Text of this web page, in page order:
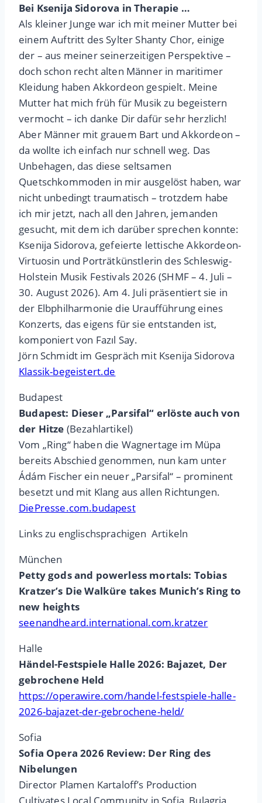
Bei Ksenija Sidorova in Therapie …
Als kleiner Junge war ich mit meiner Mutter bei
einem Auftritt des Sylter Shanty Chor, einige
der – aus meiner seinerzeitigen Perspektive –
doch schon recht alten Männer in maritimer
Kleidung haben Akkordeon gespielt. Meine
Mutter hat mich früh für Musik zu begeistern
vermocht – ich danke Dir dafür sehr herzlich!
Aber Männer mit grauem Bart und Akkordeon –
da wollte ich einfach nur schnell weg. Das
Unbehagen, das diese seltsamen
Quetschkommoden in mir ausgelöst haben, war
nicht unbedingt traumatisch – trotzdem habe
ich mir jetzt, nach all den Jahren, jemanden
gesucht, mit dem ich darüber sprechen konnte:
Ksenija Sidorova, gefeierte lettische Akkordeon-
Virtuosin und Porträtkünstlerin des Schleswig-
Holstein Musik Festivals 2026 (SHMF – 4. Juli –
30. August 2026). Am 4. Juli präsentiert sie in
der Elbphilharmonie die Uraufführung eines
Konzerts, das eigens für sie entstanden ist,
komponiert von Fazıl Say.
Jörn Schmidt im Gespräch mit Ksenija Sidorova
Klassik-begeistert.de
Budapest
Budapest: Dieser „Parsifal“ erlöste auch von
der Hitze (Bezahlartikel)
Vom „Ring“ haben die Wagnertage im Müpa
bereits Abschied genommen, nun kam unter
Ádám Fischer ein neuer „Parsifal“ – prominent
besetzt und mit Klang aus allen Richtungen.
DiePresse.com.budapest
Links zu englischsprachigen Artikeln
München
Petty gods and powerless mortals: Tobias
Kratzer’s Die Walküre takes Munich’s Ring to
new heights
seenandheard.international.com.kratzer
Halle
Händel-Festspiele Halle 2026: Bajazet, Der
gebrochene Held
https://operawire.com/handel-festspiele-halle-
2026-bajazet-der-gebrochene-held/
Sofia
Sofia Opera 2026 Review: Der Ring des
Nibelungen
Director Plamen Kartaloff’s Production